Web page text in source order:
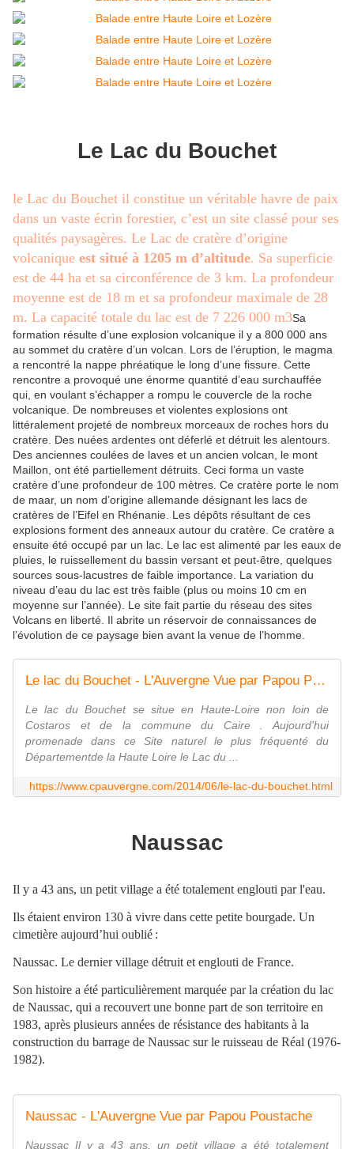
Le Lac du Bouchet
le Lac du Bouchet il constitue un véritable havre de paix
dans un vaste écrin forestier, c’est un site classé pour ses
qualités paysagères. Le Lac de cratère d’origine
volcanique est situé à 1205 m d’altitude. Sa superficie
est de 44 ha et sa circonférence de 3 km. La profondeur
moyenne est de 18 m et sa profondeur maximale de 28
m. La capacité totale du lac est de 7 226 000 m3Sa
formation résulte d’une explosion volcanique il y a 800 000 ans
au sommet du cratère d’un volcan. Lors de l’éruption, le magma
a rencontré la nappe phréatique le long d’une fissure. Cette
rencontre a provoqué une énorme quantité d’eau surchauffée
qui, en voulant s’échapper a rompu le couvercle de la roche
volcanique. De nombreuses et violentes explosions ont
littéralement projeté de nombreux morceaux de roches hors du
cratère. Des nuées ardentes ont déferlé et détruit les alentours.
Des anciennes coulées de laves et un ancien volcan, le mont
Maillon, ont été partiellement détruits. Ceci forma un vaste
cratère d’une profondeur de 100 mètres. Ce cratère porte le nom
de maar, un nom d’origine allemande désignant les lacs de
cratères de l’Eifel en Rhénanie. Les dépôts résultant de ces
explosions forment des anneaux autour du cratère. Ce cratère a
ensuite été occupé par un lac. Le lac est alimenté par les eaux de
pluies, le ruissellement du bassin versant et peut-être, quelques
sources sous-lacustres de faible importance. La variation du
niveau d’eau du lac est très faible (plus ou moins 10 cm en
moyenne sur l’année). Le site fait partie du réseau des sites
Volcans en liberté. Il abrite un réservoir de connaissances de
l’évolution de ce paysage bien avant la venue de l’homme.
Le lac du Bouchet - L'Auvergne Vue par Papou Poustache
Le lac du Bouchet se situe en Haute-Loire non loin de
Costaros et de la commune du Caire . Aujourd'hui
promenade dans ce Site naturel le plus fréquenté du
Départementde la Haute Loire le Lac du ...
https://www.cpauvergne.com/2014/06/le-lac-du-bouchet.html
Naussac
Il y a 43 ans, un petit village a été totalement englouti par l'eau.
Ils étaient environ 130 à vivre dans cette petite bourgade. Un
cimetière aujourd’hui oublié :
Naussac. Le dernier village détruit et englouti de France.
Son histoire a été particulièrement marquée par la création du lac
de Naussac, qui a recouvert une bonne part de son territoire en
1983, après plusieurs années de résistance des habitants à la
construction du barrage de Naussac sur le ruisseau de Réal (1976-
1982).
Naussac - L'Auvergne Vue par Papou Poustache
Naussac Il y a 43 ans, un petit village a été totalement